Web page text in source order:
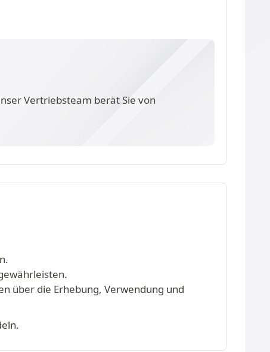
Vertriebsteam berät Sie von
über die Erhebung, Verwendung und